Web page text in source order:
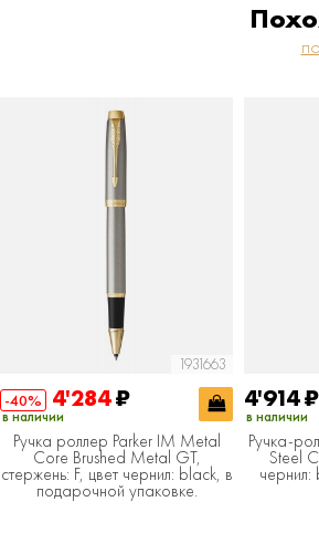
1931663
-40% 4'284₽
в наличии
Ручка роллер Parker IM Metal
Core Brushed Metal GT,
стержень: F, цвет чернил: black, в
подарочной упаковке.
4'914₽
в наличии
Ручка-
Steel